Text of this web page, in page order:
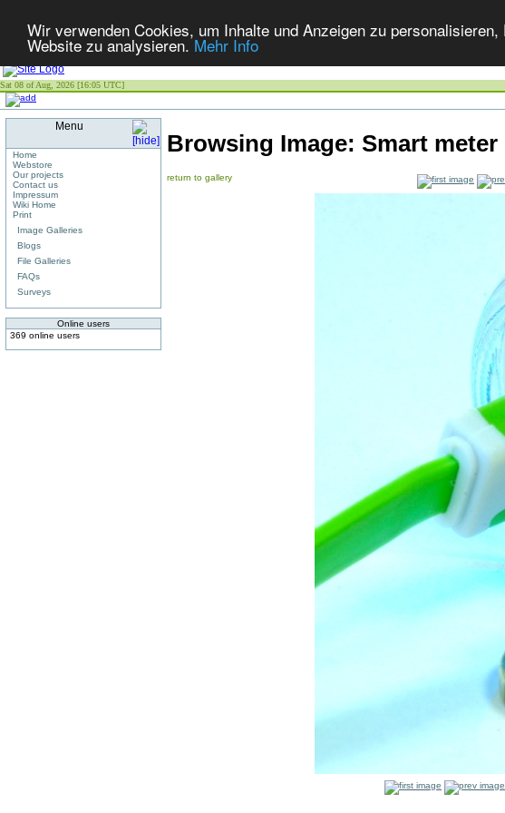
Wir verwenden Cookies, um Inhalte und Anzeigen zu
Website zu analysieren.Mehr Info
Sat 08 of Aug, 2026 [16:05 UTC]
Menu
Home
Webstore
Our projects
Contact us
Impressum
Wiki Home
Print
Image Galleries
Blogs
File Galleries
FAQs
Surveys
Online users
369 online users
Browsing Image: Smart
return to gallery